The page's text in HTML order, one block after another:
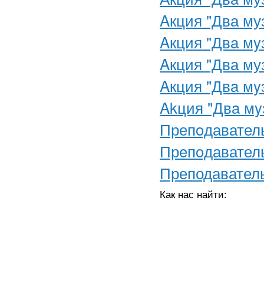
Aкция "Два
Aкция "Двa
Aкция "Два
Aкция "Двa
Akция "Двa
Как нас найти: